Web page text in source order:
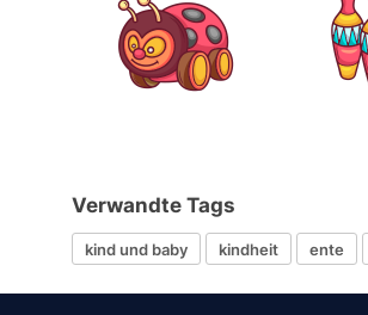
Verwandte Tags
kind und baby kindheit ente